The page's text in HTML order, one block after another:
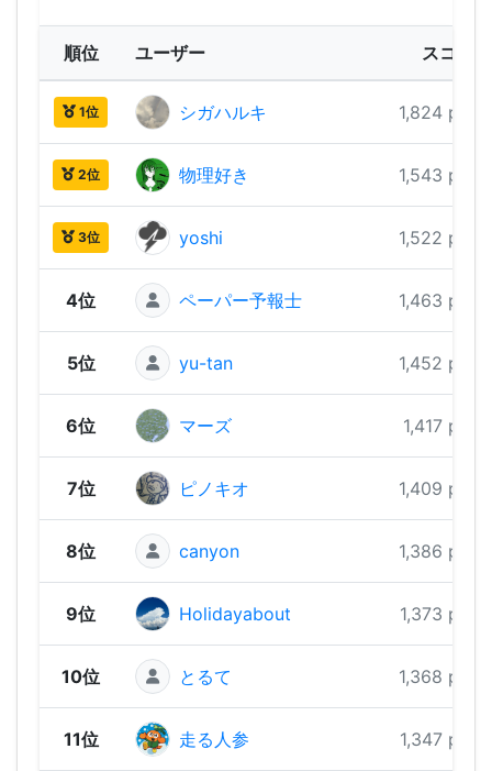
順位 ユーザー スコア
1位 シガハルキ 1,824 pts
2位 物理好き 1,543 pts
3位 yoshi 1,522 pts
4位 ペーパー予報士 1,463 pts
5位 yu-tan 1,452 pts
6位 マーズ 1,417 pts
7位 ピノキオ 1,409 pts
8位 canyon 1,386 pts
9位 Holidayabout 1,373 pts
10位 とるて 1,368 pts
11位 走る人参 1,347 pts